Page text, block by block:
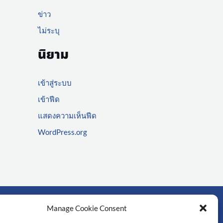
Manage Cookie Consent
ข่าว
ไม่ระบุ
นิยาม
เข้าสู่ระบบ
เข้าฟีด
แสดงความเห็นฟีด
WordPress.org